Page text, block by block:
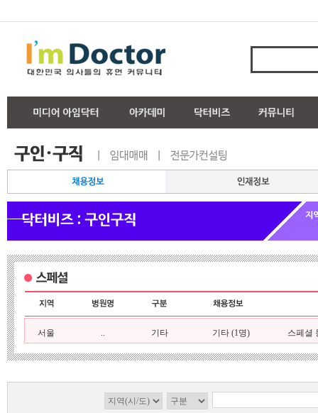
서울 .. 기타 기타 (1명) 스페셜